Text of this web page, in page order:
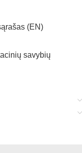
(EN)
savybių